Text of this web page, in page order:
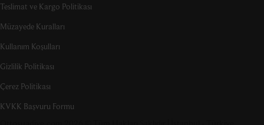
Teslimat ve Kargo Politikası
Müzayede Kuralları
Kullanım Koşulları
Gizlilik Politikası
Çerez Politikası
KVKK Başvuru Formu